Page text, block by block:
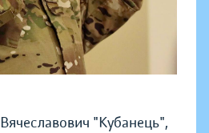
"Кубанець",